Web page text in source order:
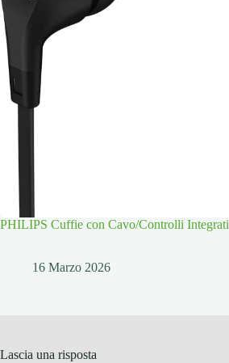
PHILIPS Cuffie con Cavo/Controlli Integrati
16 Marzo 2026
Lascia una risposta